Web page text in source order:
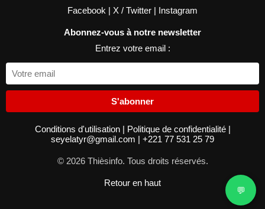
Facebook | X / Twitter | Instagram
Abonnez-vous à notre newsletter
Entrez votre email :
S'abonner
Conditions d'utilisation | Politique de confidentialité |
seyelatyr@gmail.com | +221 77 531 25 79
© 2026 Thièsinfo. Tous droits réservés.
Retour en haut
💬